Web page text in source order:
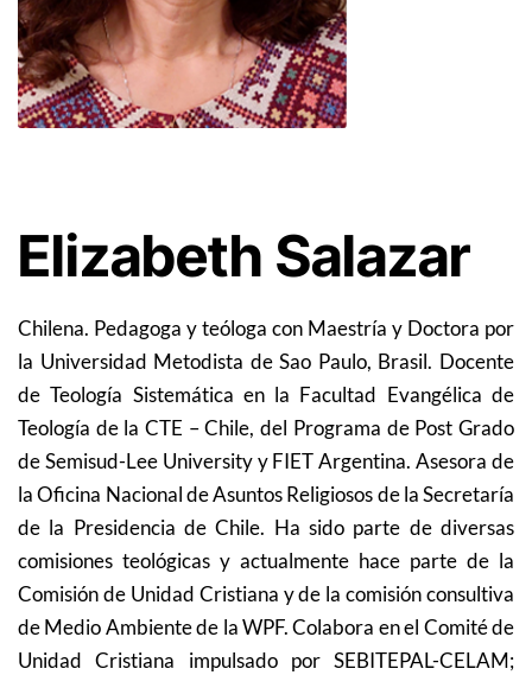
Elizabeth Salazar
Chilena. Pedagoga y teóloga con Maestría y Doctora por
la Universidad Metodista de Sao Paulo, Brasil. Docente
de Teología Sistemática en la Facultad Evangélica de
Teología de la CTE – Chile, del Programa de Post Grado
de Semisud-Lee University y FIET Argentina. Asesora de
la Oficina Nacional de Asuntos Religiosos de la Secretaría
de la Presidencia de Chile. Ha sido parte de diversas
comisiones teológicas y actualmente hace parte de la
Comisión de Unidad Cristiana y de la comisión consultiva
de Medio Ambiente de la WPF. Colabora en el Comité de
Unidad Cristiana impulsado por SEBITEPAL-CELAM;